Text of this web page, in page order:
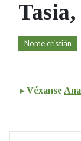
Facebook
TwitterYoutube
Tasia,
Nome cristián
Véxanse